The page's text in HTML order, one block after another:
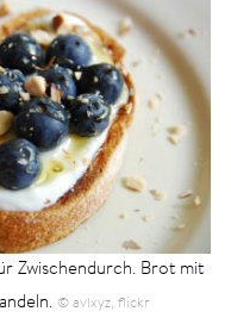
Zwischendurch. Brot mit
© avlxyz, flickr